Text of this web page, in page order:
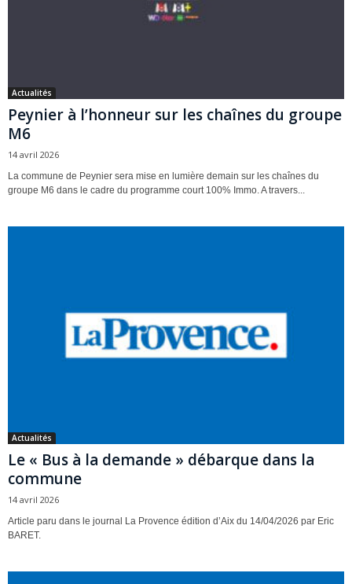
Actualités
Peynier à l’honneur sur les chaînes du groupe
M6
14 avril 2026
La commune de Peynier sera mise en lumière demain sur les chaînes du
groupe M6 dans le cadre du programme court 100% Immo. A travers...
Actualités
Le « Bus à la demande » débarque dans la
commune
14 avril 2026
Article paru dans le journal La Provence édition d’Aix du 14/04/2026 par Eric
BARET.